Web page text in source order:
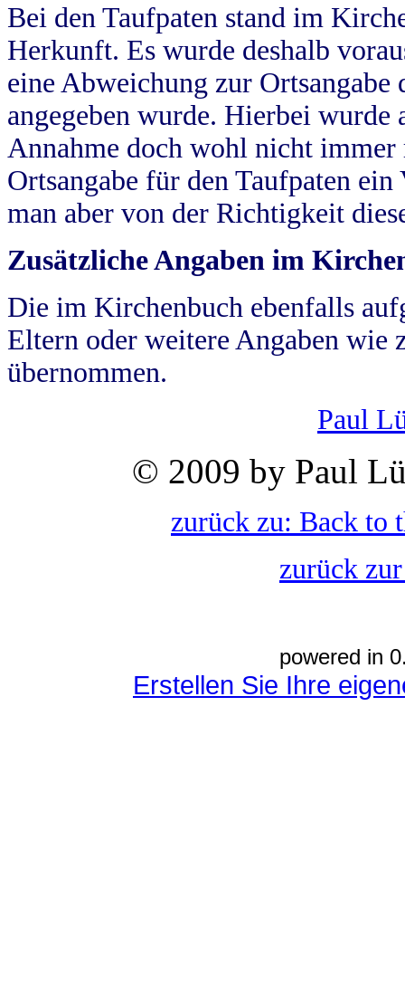
Bei den Taufpaten stand im
Herkunft. Es wurde deshalb
eine Abweichung zur
angegeben wurde. Hierbei wurde
Annahme doch wohl nicht
Ortsangabe für den Taufpaten
man aber von der Richtigkeit
Zusätzliche Angaben im
Die im Kirchenbuch ebenfalls
Eltern oder weitere Angaben wie
übernommen.
Paul
© 2009 by Paul
zurück zu: Back to
zurück
powered in
Erstellen Sie Ihre